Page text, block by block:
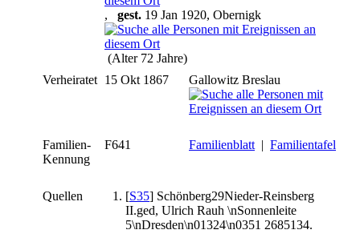
, gest. 19 Jan 1920, Obernigk
(Alter 72 Jahre)
Verheiratet 15 Okt 1867 Gallowitz Breslau
Familien-
Kennung
F641 Familienblatt | Familientafel
Quellen [S35] Schönberg29Nieder-Reinsberg
II.ged, Ulrich Rauh \nSonnenleite
5\nDresden\n01324\n0351 2685134.